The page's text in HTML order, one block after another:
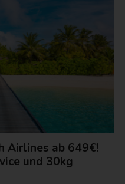
Airlines ab 649€!
und 30kg